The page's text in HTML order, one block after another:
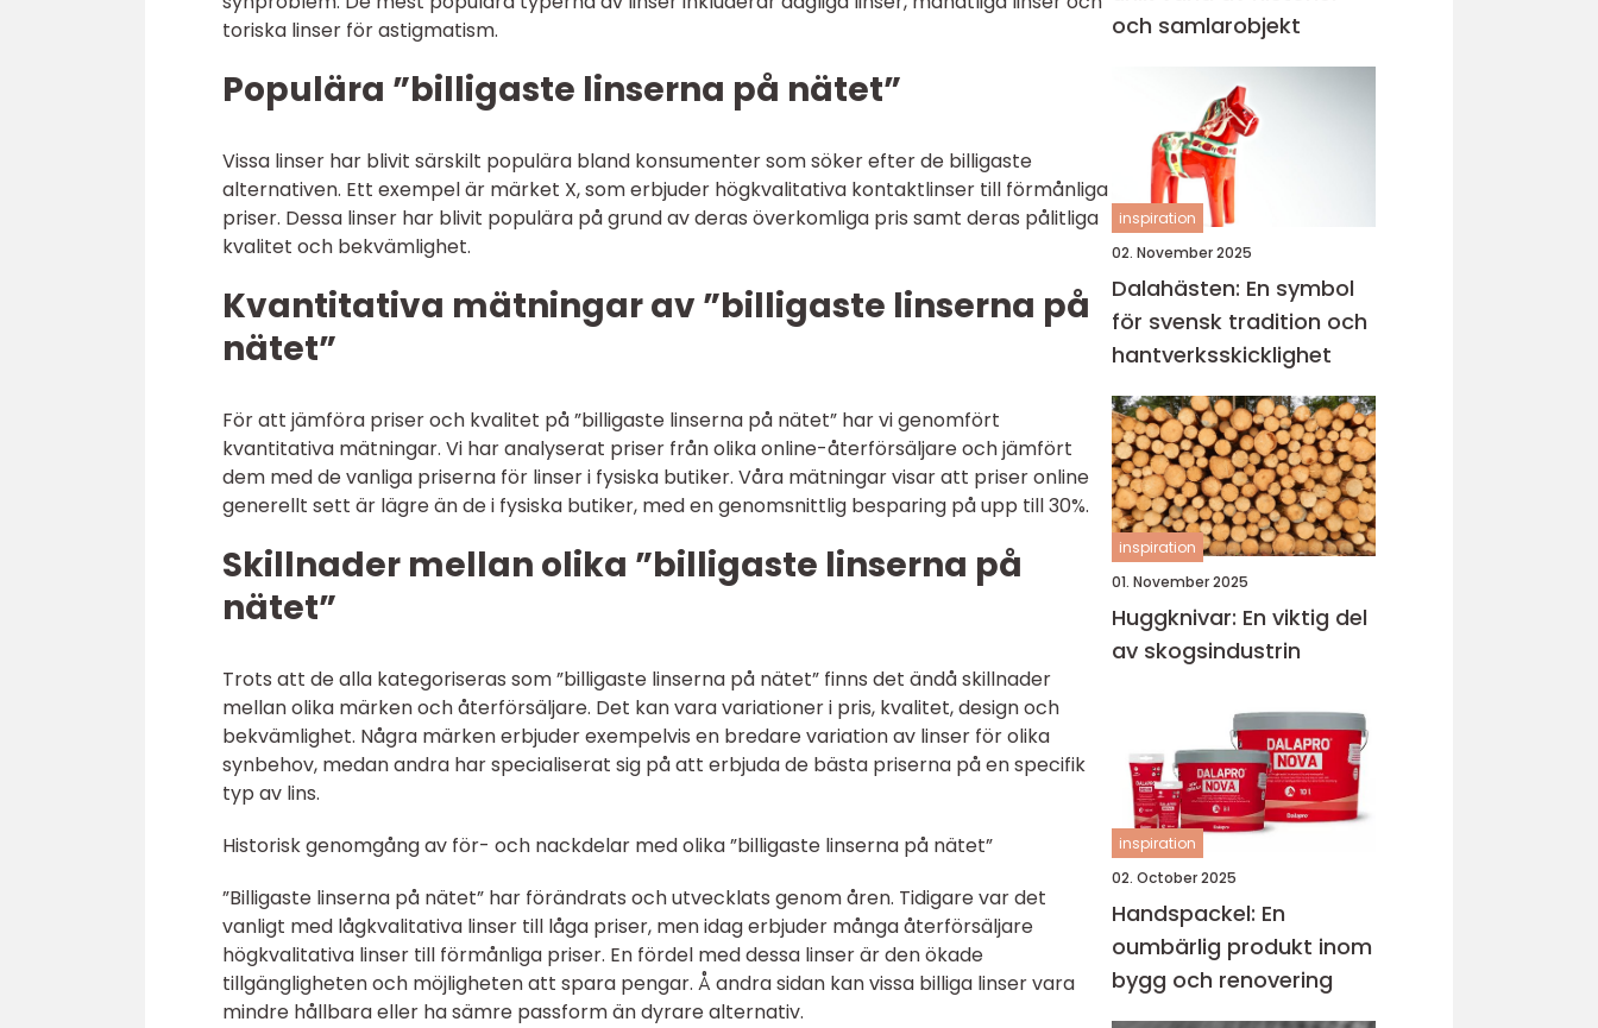
toriska linser för astigmatism.
Populära ”billigaste linserna på nätet”
Vissa linser har blivit särskilt populära bland konsumenter som söker efter de billigaste
alternativen. Ett exempel är märket X, som erbjuder högkvalitativa kontaktlinser till förmånliga
priser. Dessa linser har blivit populära på grund av deras överkomliga pris samt deras pålitliga
kvalitet och bekvämlighet.
Kvantitativa mätningar av ”billigaste linserna på
nätet”
För att jämföra priser och kvalitet på ”billigaste linserna på nätet” har vi genomfört
kvantitativa mätningar. Vi har analyserat priser från olika online-återförsäljare och jämfört
dem med de vanliga priserna för linser i fysiska butiker. Våra mätningar visar att priser online
generellt sett är lägre än de i fysiska butiker, med en genomsnittlig besparing på upp till 30%.
Skillnader mellan olika ”billigaste linserna på
nätet”
Trots att de alla kategoriseras som ”billigaste linserna på nätet” finns det ändå skillnader
mellan olika märken och återförsäljare. Det kan vara variationer i pris, kvalitet, design och
bekvämlighet. Några märken erbjuder exempelvis en bredare variation av linser för olika
synbehov, medan andra har specialiserat sig på att erbjuda de bästa priserna på en specifik
typ av lins.
Historisk genomgång av för- och nackdelar med olika ”billigaste linserna på nätet”
”Billigaste linserna på nätet” har förändrats och utvecklats genom åren. Tidigare var det
vanligt med lågkvalitativa linser till låga priser, men idag erbjuder många återförsäljare
högkvalitativa linser till förmånliga priser. En fördel med dessa linser är den ökade
tillgängligheten och möjligheten att spara pengar. Å andra sidan kan vissa billiga linser vara
mindre hållbara eller ha sämre passform än dyrare alternativ.
och samlarobjekt
inspiration
02. November 2025
Dalahästen: En symbol
för svensk tradition och
hantverksskicklighet
inspiration
01. November 2025
Huggknivar: En viktig del
av skogsindustrin
inspiration
02. October 2025
Handspackel: En
oumbärlig produkt inom
bygg och renovering